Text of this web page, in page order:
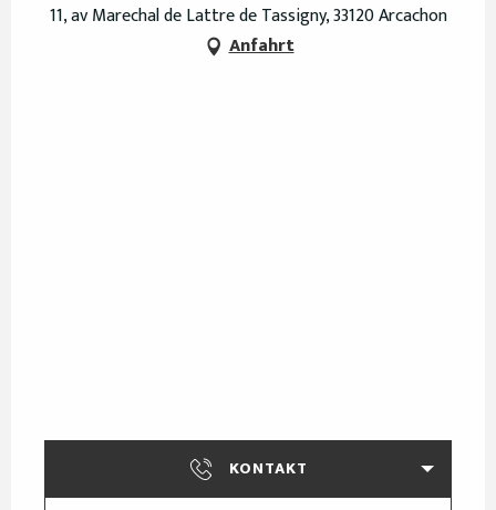
11, av Marechal de Lattre de Tassigny, 33120 Arcachon
Anfahrt
KONTAKT